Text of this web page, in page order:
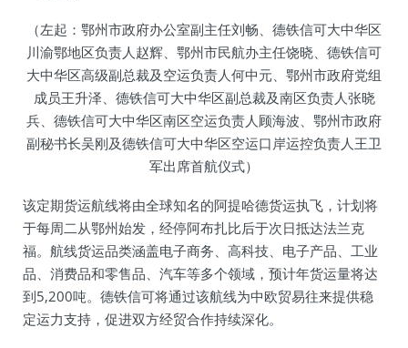
（左起：鄂州市政府办公室副主任刘畅、德铁信可大中华区
川渝鄂地区负责人赵辉、鄂州市民航办主任饶晓、德铁信可
大中华区高级副总裁及空运负责人何中元、鄂州市政府党组
成员王升泽、德铁信可大中华区副总裁及南区负责人张晓
兵、德铁信可大中华区南区空运负责人顾海波、鄂州市政府
副秘书长吴刚及德铁信可大中华区空运口岸运控负责人王卫
军出席首航仪式）
该定期货运航线将由全球知名的阿提哈德货运执飞，计划将
于每周二从鄂州始发，经停阿布扎比后于次日抵达法兰克
福。航线货运品类涵盖电子商务、高科技、电子产品、工业
品、消费品和零售品、汽车等多个领域，预计年货运量将达
到5,200吨。德铁信可将通过该航线为中欧贸易往来提供稳
定运力支持，促进双方经贸合作持续深化。